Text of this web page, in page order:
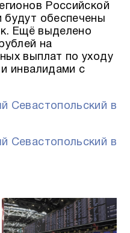
Российской
обеспечены
Ещё выделено
на
выплат по уходу
инвалидами с
Севастопольский в
Севастопольский в